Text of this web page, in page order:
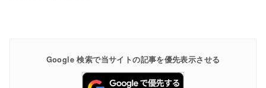
Google 検索で当サイトの記事を優先表示させる